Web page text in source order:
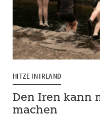
HITZE IN IRLAND
Den Iren kann
machen